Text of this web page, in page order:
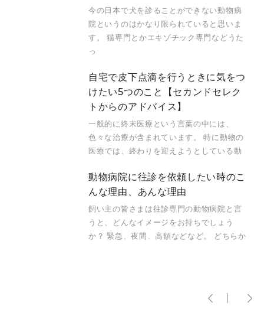
今の日本で犬を診ることができない動物病
院というのはかなり限られていると思いま
す。 猫専門とかエキゾチック専門などうた
っ
自宅で皮下点滴を行うときに気をつ
けたい5つのこと【セカンドセレク
トからのアドバイス】
一般的に終末医療という言葉の中には、
色々な治療が含まれています。 特に動物の
医療では、終わりを迎えようとしている動
動物病院に往診を依頼したい時のこ
んな理由、あんな理由
飼い主の皆さまは往診専門の動物病院と言
うと、どんなイメージをお持ちでしょう
か？ 緊急、夜間、高額などなど。 どちらか